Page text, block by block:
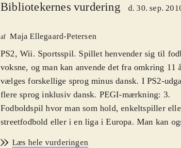
Bibliotekernes vurdering d. 30. sep.
af Maja Ellegaard-Petersen
PS2, Wii. Sportsspil. Spillet henvender sig til
voksne, og man kan anvende det fra omkring 11
vælges forskellige sprog minus dansk. I PS2-
flere sprog inklusiv dansk. PEGI-mærkning: 3.
Fodboldspil hvor man som hold, enkeltspiller
streetfodbold eller i en liga i Europa. Man kan
Læs hele vurderingen